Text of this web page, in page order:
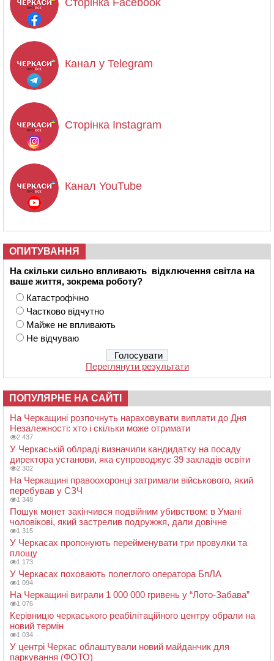
Сторінка Facebook
Канал у Telegram
Сторінка Instagram
Канал YouTube
ОПИТУВАННЯ
На скільки сильно впливають відключення світла на
ваше життя, зокрема роботу?
Катастрофічно
Частково відчутно
Майже не впливають
Не відчуваю
Переглянути результати
ПОПУЛЯРНЕ НА САЙТІ
На Черкащині розпочнуть нараховувати виплати до Дня
Незалежності: хто і скільки може отримати
2 437
У Черкаській облраді визначили кандидатку на посаду
директора установи, яка супроводжує 39 закладів освіти
2 302
На Черкащині правоохоронці затримали військового, який
перебував у СЗЧ
1 348
Пошук монет закінчився подвійним убивством: в Умані
чоловікові, який застрелив подружжя, дали довічне
1 315
У Черкасах пропонують перейменувати три провулки та
площу
1 173
У Черкасах поховають полеглого оператора БпЛА
1 094
На Черкащині виграли 1 000 000 гривень у “Лото-Забава”
1 076
Керівницю черкаського реабілітаційного центру обрали на
новий термін
1 034
У центрі Черкас облаштували новий майданчик для
паркування (ФОТО)